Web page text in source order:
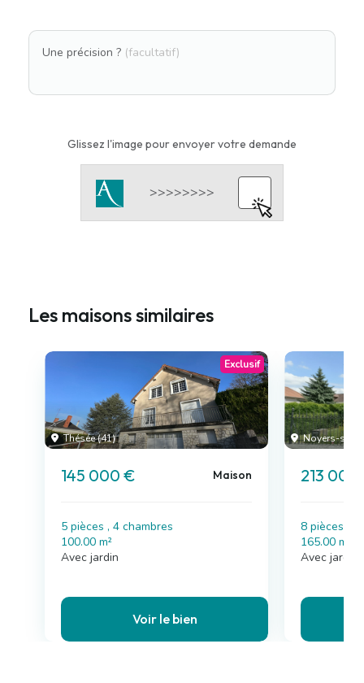
Une précision ? (facultatif)
Glissez l'image pour envoyer votre demande
Les maisons similaires
Thésée (41)
Exclusif
145 000 € Maison
5 pièces , 4 chambres
100.00 m²
Avec jardin
Voir le bien
Noyers-sur-
213
8 pièces , 5
165.00 m²
Avec jardin